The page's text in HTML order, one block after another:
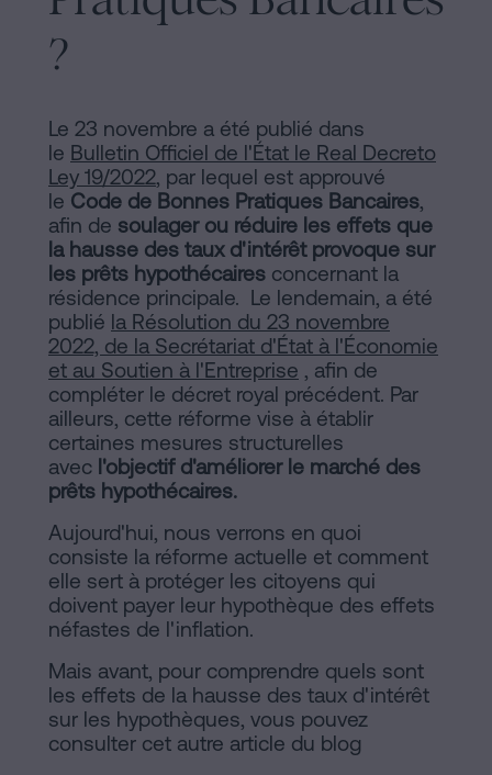
Processus
Éditorial
Contenus
Personalizar
cookies
Suivez-
nous
sur
réseaux
sociaux
d'habitabilité
?
Le 23 novembre a été publié dans
le Bulletin Officiel de l'État le Real Decreto
Ley 19/2022, par lequel est approuvé
le Code de Bonnes Pratiques Bancaires,
afin de soulager ou réduire les effets que
la hausse des taux d'intérêt provoque sur
les prêts hypothécaires concernant la
résidence principale. Le lendemain, a été
publié la Résolution du 23 novembre
2022, de la Secrétariat d'État à l'Économie
et au Soutien à l'Entreprise , afin de
compléter le décret royal précédent. Par
ailleurs, cette réforme vise à établir
certaines mesures structurelles
avec l'objectif d'améliorer le marché des
prêts hypothécaires.
Aujourd'hui, nous verrons en quoi
consiste la réforme actuelle et comment
elle sert à protéger les citoyens qui
doivent payer leur hypothèque des effets
néfastes de l'inflation.
Mais avant, pour comprendre quels sont
les effets de la hausse des taux d'intérêt
sur les hypothèques, vous pouvez
consulter cet autre article du blog